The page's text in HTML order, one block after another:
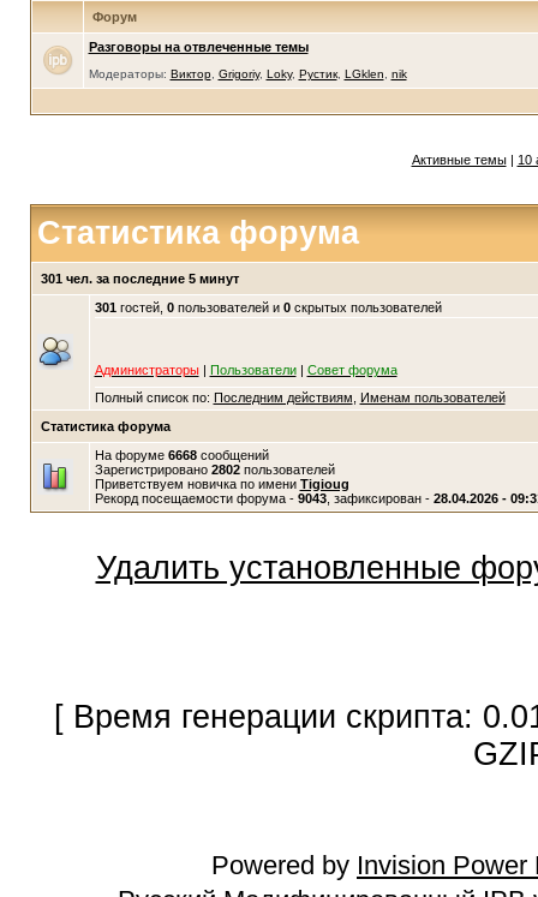
Форум
Разговоры на отвлеченные темы
Модераторы: Виктор, Grigoriy, Loky, Рустик, LGklen nik
Активные темы| 10
Статистика форума
301 чел. за последние 5 минут
301гостей, 0пользователей и 0скрытых пользователей
Администраторы| Пользователи| Совет форума
Полный список по: Последним действиям
Именам пользователей
Статистика форума
На форуме 6668сообщений
Зарегистрировано 2802пользователей
Приветствуем новичка по имени Tigioug
Рекорд посещаемости форума - 9043, зафиксирован - 28.04.2026 -
Удалить установленные
[ Время генерации скрипта:
Powered by Invision Power